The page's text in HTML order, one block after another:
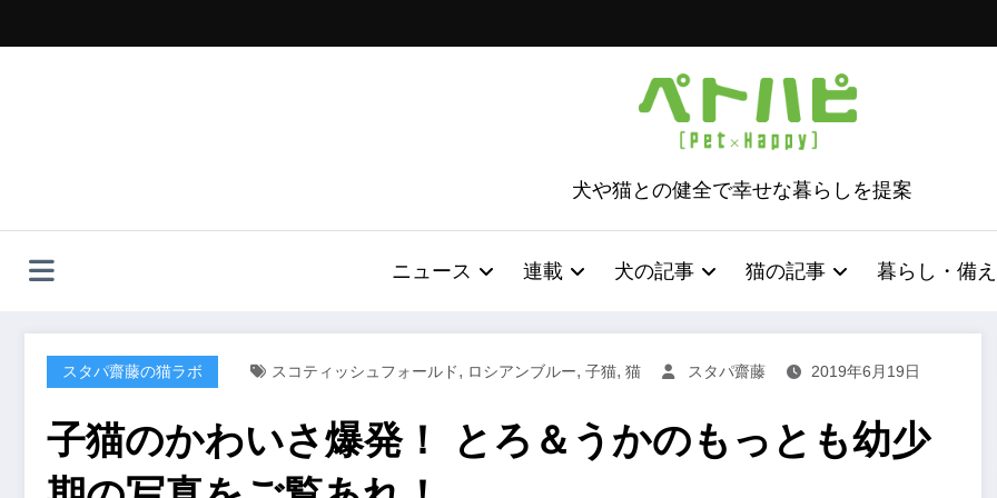
ッ
犬や猫との健全で幸せな暮らしを提案
ニュース 連載 犬の記事 猫の記事 暮らし・備え
スタパ齋藤の猫ラボ スコティッシュフォールド, ロシアンブルー, 子猫, 猫 スタパ齋藤 2019年6月19日
子猫のかわいさ爆発！ とろ＆うかのもっとも幼少